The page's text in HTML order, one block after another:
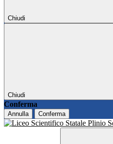
Chiudi
Chiudi
Conferma
Annulla Conferma